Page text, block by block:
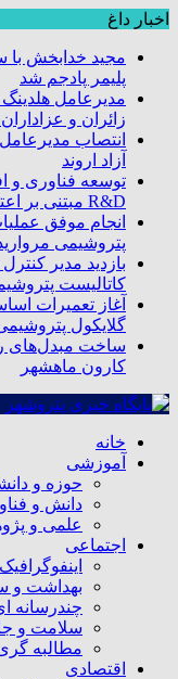
اخبار داغ
مجید خدابخش
پلیمر پادجم شد
مدیرعامل
زائران و
انتصاب
آزاد اروند
توسعه فناوری و
R&D مبتنی بر اعتبار مالیاتی
پتروشیمی
کاتالیست
گلایکول
ساخت مبدل‌های
کارون ماهشهر
خانه
آموزشی
حوزه و
دانش و
علمی و
اجتماعی
اینفوگرافیک
بهداشت و
چندرسانه
سلامت و
مطالبه
اقتصادی